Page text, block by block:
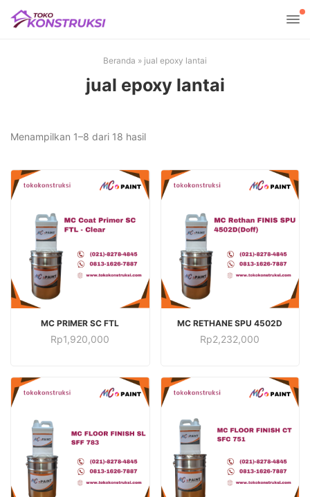
Beranda » jual epoxy lantai
jual epoxy lantai
Menampilkan 1–8 dari 18 hasilDiurutkan
yang
terbaru
TAMBAH KE KERANJANG
MC PRIMER SC FTL
Rp1,920,000
TAMBAH KE KERANJANG
MC RETHANE SPU 4502D
Rp2,232,000